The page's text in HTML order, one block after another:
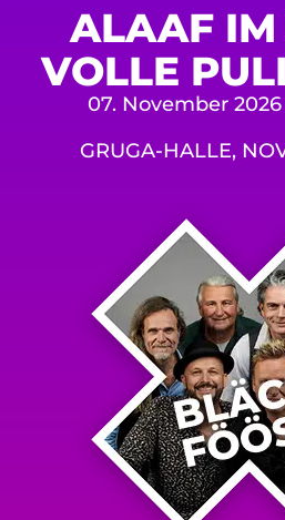
ALAAF IM
VOLLE
07. November
GRUGA-HALLE,